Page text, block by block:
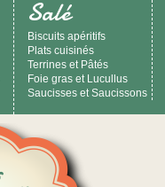
Salé
Biscuits apéritifs
Plats cuisinés
Terrines et Pâtés
Foie gras et Lucullus
Saucisses et Saucissons